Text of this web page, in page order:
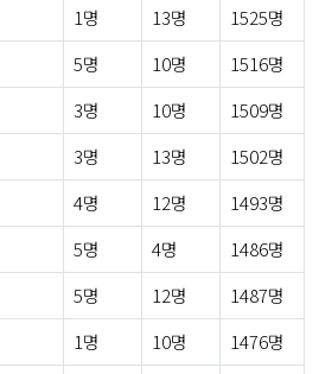
1명 13명
1525명
5명 10명
1516명
3명 10명
1509명
3명 13명
1502명
4명 12명
1493명
5명 4명
1486명
5명 12명
1487명
1명 10명
1476명